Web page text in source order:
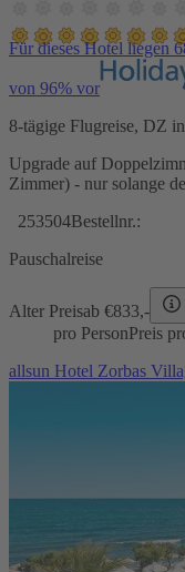
Für dieses Hotel liegen
von 96% vor
8-tägige Flugreise, DZ
Upgrade auf
Zimmer) - nur solange
253504Bestellnr.:
Pauschalreise
Alter Preisab €833,-
pro PersonPreis
allsun Hotel Zorbas